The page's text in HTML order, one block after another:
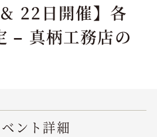
22日開催】各
– 真柄工務店の
ント詳細